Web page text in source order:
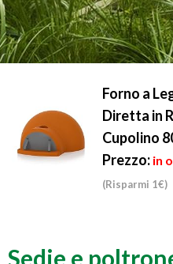
Forno a
Diretta in
Cupolino
Prezzo: in
(Risparmi 1€)
Sedie e